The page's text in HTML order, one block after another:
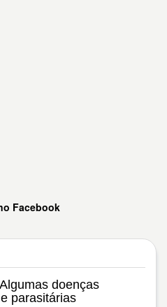
Facebook
doenças
parasitárias